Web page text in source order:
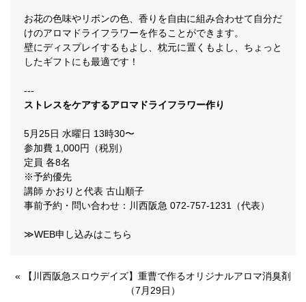
お花の色味やリボンの色、香りを自由に組み合わせて自分だ
けのアロマドライフラワーを作ることができます。
壁にディスプレイするもよし、枕元に置くもよし、ちょっと
したギフトにも最適です！
‐‐‐
ストレスをケアするアロマドライフラワー作り
5月25日 水曜日 13時30〜
参加費 1,000円（税別）
定員 各8名
※予約優先
講師 かおりと代表 古山順子
事前予約・問い合わせ：川西阪急 072-757-1231（代表）
≫WEB申し込みはこちら
«
【川西阪急スロウデイズ】重曹で作るオリジナルアロマ消臭剤
（7月29日）